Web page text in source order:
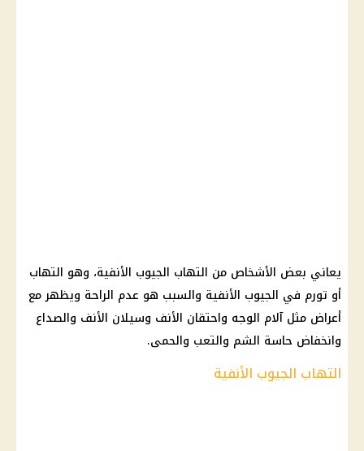
يعاني بعض الأشخاص من التهاب الجيوب الأنفية، وهو التهاب
أو تورم في الجيوب الأنفية والسبب هو عدم الراحة ويظهر مع
أعراض مثل آلام الوجه واحتقان الأنف وسيلان الأنف والصداع
وانخفاض حاسة الشم والتعب والحمى.
التهاب الجيوب الأنفية